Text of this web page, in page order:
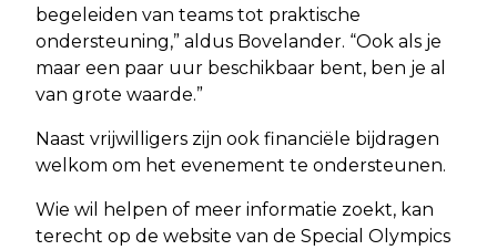
begeleiden van teams tot praktische
ondersteuning,” aldus Bovelander. “Ook als je
maar een paar uur beschikbaar bent, ben je al
van grote waarde.”
Naast vrijwilligers zijn ook financiële bijdragen
welkom om het evenement te ondersteunen.
Wie wil helpen of meer informatie zoekt, kan
terecht op de website van de Special Olympics